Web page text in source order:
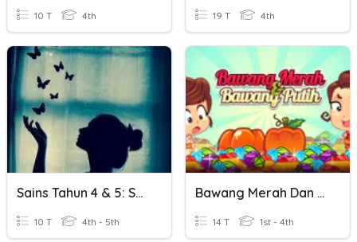
10 T 4th 19 T 4th
Sains Tahun 4 & 5: Saiz Dan Bentuk Bayang-Bayang
10 T 4th - 5th
Bawang Merah Dan Bawang Putih
14 T 1st - 4th